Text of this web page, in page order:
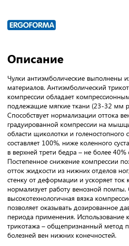
Описание
Чулки антиэмболические выполнены
материалов. Антиэмболический
компрессии обладает
подлежащие мягкие ткани (23-32 мм
Способствует нормализации оттока
градуированной компрессии на
области щиколотки и голеностопного
составляет 100%, ниже коленного
в верхней трети бедра – не более
Постепенное снижение компрессии
отток жидкости из нижних отделов
стенку от деформации и ускоряет ток
нормализует работу венозной помпы.
высокотехнологичная вязка
позволяет оказывать дозированное
периода применения. Использование
трикотажа – общепризнанный метод
болезней вен нижних конечностей.